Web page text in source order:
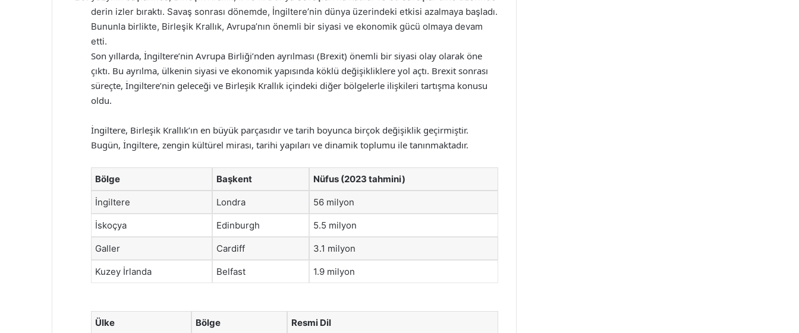
derin izler bıraktı. Savaş sonrası dönemde, İngiltere’nin dünya üzerindeki etkisi azalmaya başladı.
Bununla birlikte, Birleşik Krallık, Avrupa’nın önemli bir siyasi ve ekonomik gücü olmaya devam
etti.
Son yıllarda, İngiltere’nin Avrupa Birliği’nden ayrılması (Brexit) önemli bir siyasi olay olarak öne
çıktı. Bu ayrılma, ülkenin siyasi ve ekonomik yapısında köklü değişikliklere yol açtı. Brexit sonrası
süreçte, İngiltere’nin geleceği ve Birleşik Krallık içindeki diğer bölgelerle ilişkileri tartışma konusu
oldu.
İngiltere, Birleşik Krallık’ın en büyük parçasıdır ve tarih boyunca birçok değişiklik geçirmiştir.
Bugün, İngiltere, zengin kültürel mirası, tarihi yapıları ve dinamik toplumu ile tanınmaktadır.
Bölge Başkent Nüfus (2023 tahmini)
İngiltere Londra 56 milyon
İskoçya Edinburgh 5.5 milyon
Galler Cardiff 3.1 milyon
Kuzey İrlanda Belfast 1.9 milyon
Ülke Bölge Resmi Dil